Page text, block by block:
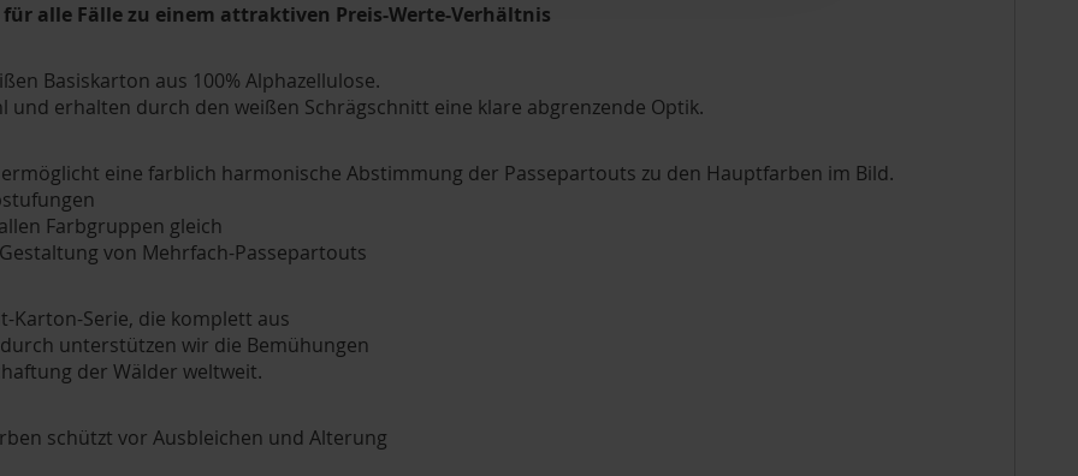
alle Fälle zu einem attraktiven Preis-Werte-Verhältnis
Basiskarton aus 100% Alphazellulose.
und erhalten durch den weißen Schrägschnitt eine klare abgrenzende Optik.
ermöglicht eine farblich harmonische Abstimmung der Passepartouts zu den Hauptfarben im Bild.
Farbgruppen gleich
von Mehrfach-Passepartouts
Karton-Serie, die komplett aus
unterstützen wir die Bemühungen
der Wälder weltweit.
schützt vor Ausbleichen und Alterung